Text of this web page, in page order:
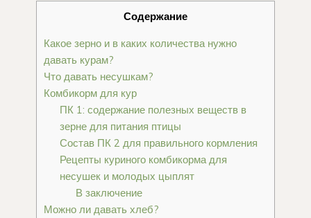
Содержание
Какое зерно и в каких количества нужно
давать курам?
Что давать несушкам?
Комбикорм для кур
ПК 1: содержание полезных веществ в
зерне для питания птицы
Состав ПК 2 для правильного кормления
Рецепты куриного комбикорма для
несушек и молодых цыплят
В заключение
Можно ли давать хлеб?